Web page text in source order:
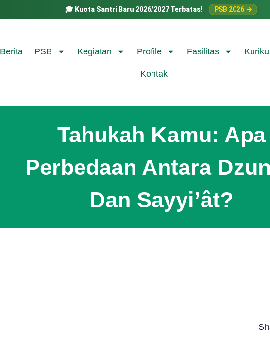
🎓 Kuota Santri Baru 2026/2027 Terbatas! PSB 2026 →
Berita PSB Kegiatan Profile Fasilitas
Kontak
Tahukah Kamu: Apa
Perbedaan Antara
Dan Sayyi’ât?